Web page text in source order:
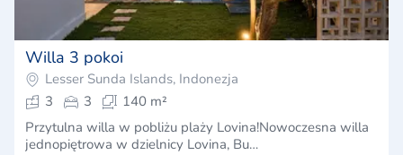
Willa 3 pokoi
Lesser Sunda Islands, Indonezja
3
3
140 m²
Przytulna willa w pobliżu plaży Lovina!Nowoczesna willa
jednopiętrowa w dzielnicy Lovina, Bu…